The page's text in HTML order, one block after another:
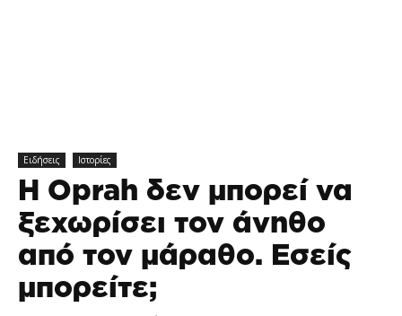
Ειδήσεις Ιστορίες
Η Oprah δεν μπορεί να
ξεχωρίσει τον άνηθο
από τον μάραθο. Εσείς
μπορείτε;